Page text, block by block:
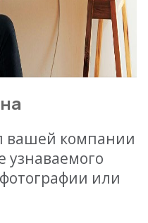
вашей компании
узнаваемого
или